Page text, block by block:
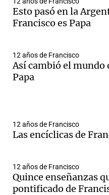
Esto pasó en la
Francisco es Papa
12 años de Francisco
Así cambió el mundo
Papa
12 años de Francisco
Las encíclicas de
12 años de Francisco
Quince enseñanzas
pontificado de